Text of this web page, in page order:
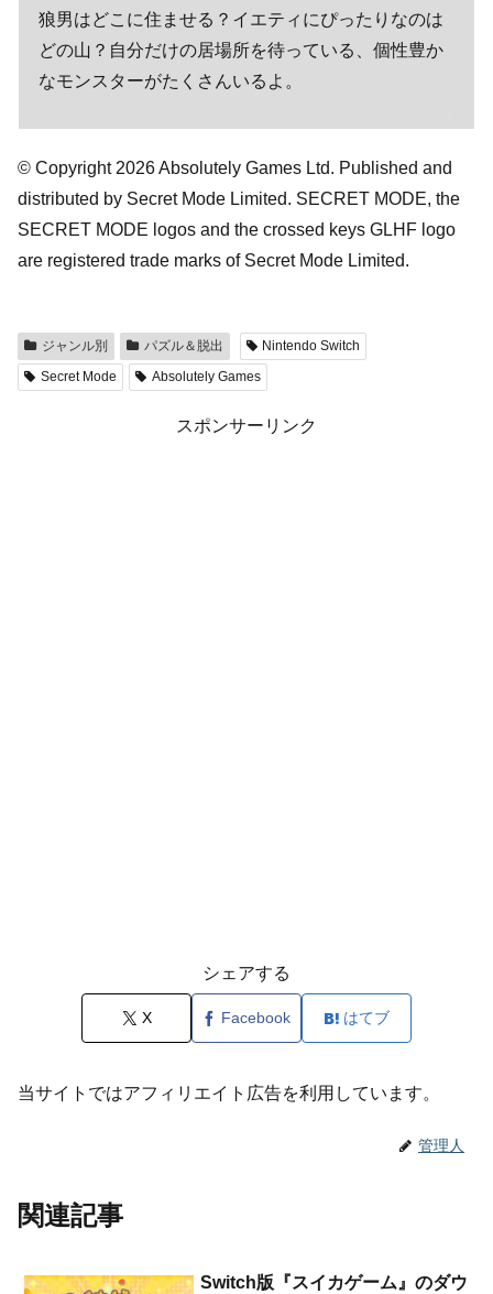
狼男はどこに住ませる？イエティにぴったりなのは
どの山？自分だけの居場所を待っている、個性豊か
なモンスターがたくさんいるよ。
© Copyright 2026 Absolutely Games Ltd. Published and
distributed by Secret Mode Limited. SECRET MODE, the
SECRET MODE logos and the crossed keys GLHF logo
are registered trade marks of Secret Mode Limited.
ジャンル別 パズル＆脱出
Nintendo Switch
Secret Mode
Absolutely Games
スポンサーリンク
シェアする
X Facebook はてブ
当サイトではアフィリエイト広告を利用しています。
管理人
関連記事
Switch版『スイカゲーム』のダウ